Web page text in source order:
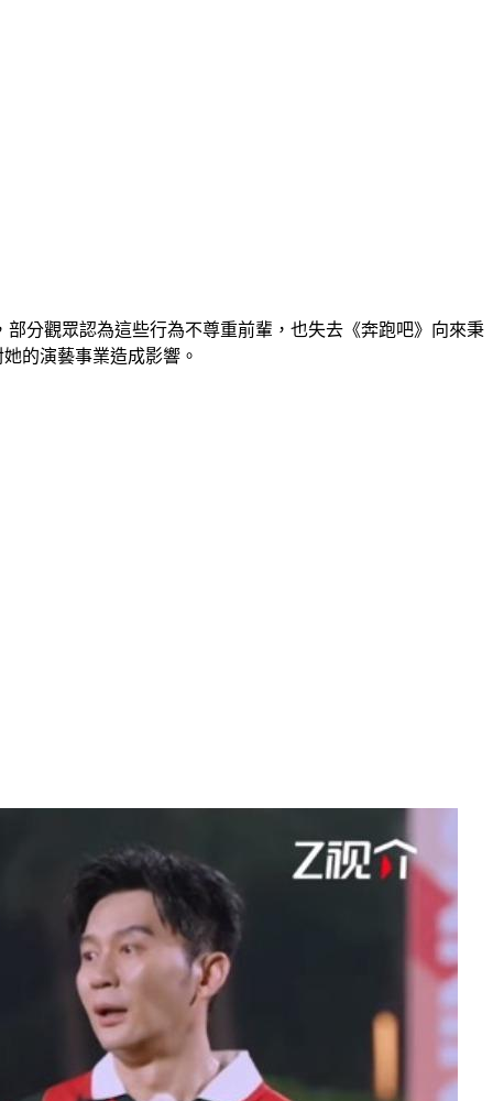
分觀眾認為這些行為不尊重前輩，也失去《奔跑吧》向來秉
的演藝事業造成影響。